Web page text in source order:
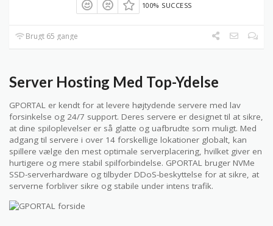
100% SUCCESS
Brugt 65 gange
Server Hosting Med Top-Ydelse
GPORTAL er kendt for at levere højtydende servere med lav
forsinkelse og 24/7 support. Deres servere er designet til at sikre,
at dine spiloplevelser er så glatte og uafbrudte som muligt. Med
adgang til servere i over 14 forskellige lokationer globalt, kan
spillere vælge den mest optimale serverplacering, hvilket giver en
hurtigere og mere stabil spilforbindelse. GPORTAL bruger NVMe
SSD-serverhardware og tilbyder DDoS-beskyttelse for at sikre, at
serverne forbliver sikre og stabile under intens trafik.